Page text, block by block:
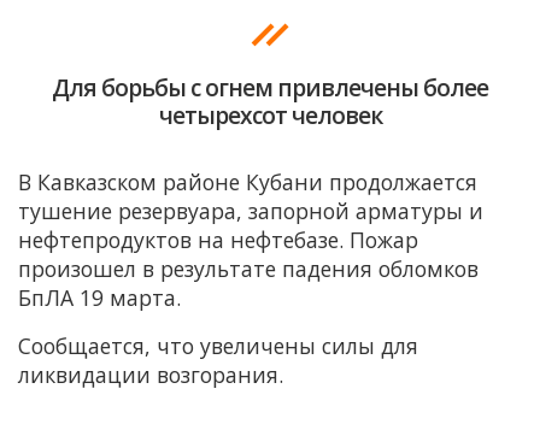
Для борьбы с огнем привлечены более
четырехсот человек
В Кавказском районе Кубани продолжается
тушение резервуара, запорной арматуры и
нефтепродуктов на нефтебазе. Пожар
произошел в результате падения обломков
БпЛА 19 марта.
Сообщается, что увеличены силы для
ликвидации возгорания.